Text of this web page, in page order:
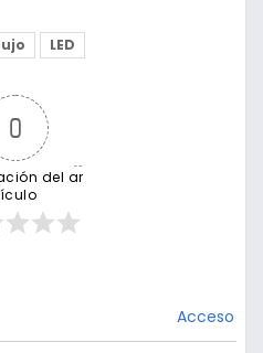
LED
0
del ar
Acceso